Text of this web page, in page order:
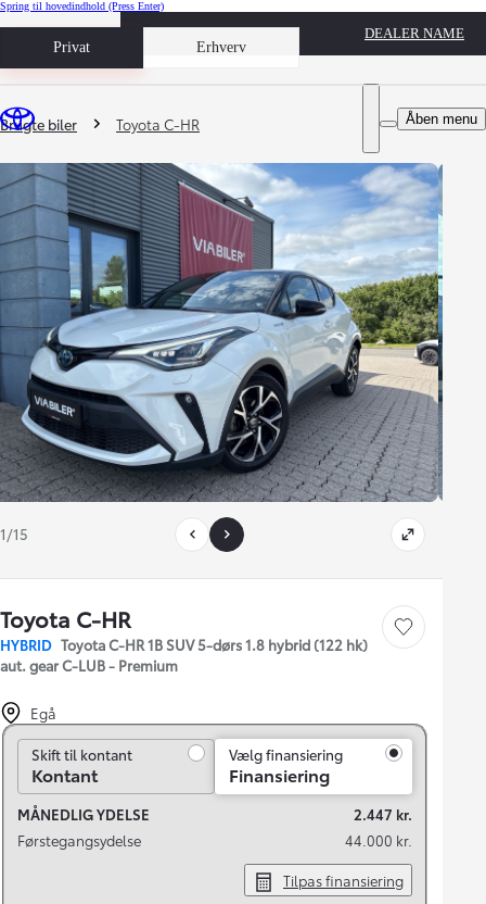
Spring til hovedindhold (Press Enter)
Privat Erhverv
Book prøvetur
DEALER NAME
Åben menu
Du er her
Brugte biler Toyota C-HR
1/15
Toyota C-HR
HYBRID Toyota C-HR 1B SUV 5-dørs 1.8 hybrid (122 hk)
aut. gear C-LUB - Premium
Gem bil
Egå
Skift til kontant
Skift til kontant
Kontant
Vælg finansiering
Finansiering
MÅNEDLIG YDELSE
2.447 kr.
Førstegangsydelse
44.000 kr.
Tilpas finansiering